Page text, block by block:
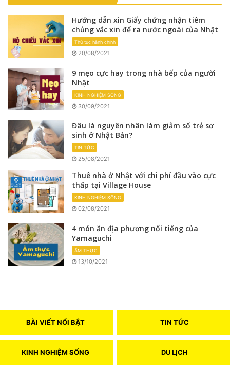
Hướng dẫn xin Giấy chứng nhận tiêm
chủng vắc xin để ra nước ngoài của Nhật
Thủ tục hành chính
20/08/2021
9 mẹo cực hay trong nhà bếp của người
Nhật
KINH NGHIỆM SỐNG
30/09/2021
Đâu là nguyên nhân làm giảm số trẻ sơ
sinh ở Nhật Bản?
TIN TỨC
25/08/2021
Thuê nhà ở Nhật với chi phí đầu vào cực
thấp tại Village House
KINH NGHIỆM SỐNG
02/08/2021
4 món ăn địa phương nổi tiếng của
Yamaguchi
ẨM THỰC
13/10/2021
BÀI VIẾT NỔI BẬT TIN TỨC
KINH NGHIỆM SỐNG DU LỊCH